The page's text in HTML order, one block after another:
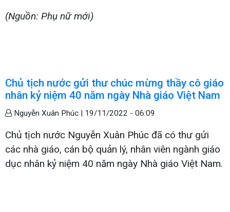
(Nguồn: Phụ nữ mới)
Chủ tịch nước gửi thư chúc mừng thầy cô giáo
nhân kỷ niệm 40 năm ngày Nhà giáo Việt Nam
Nguyễn Xuân Phúc | 19/11/2022 - 06:09
Chủ tịch nước Nguyễn Xuân Phúc đã có thư gửi
các nhà giáo, cán bộ quản lý, nhân viên ngành giáo
dục nhân kỷ niệm 40 năm ngày Nhà giáo Việt Nam.